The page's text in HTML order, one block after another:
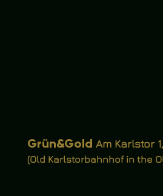
Grün&Gold Am Karlstor
(Old Karlstorbahnhof in the